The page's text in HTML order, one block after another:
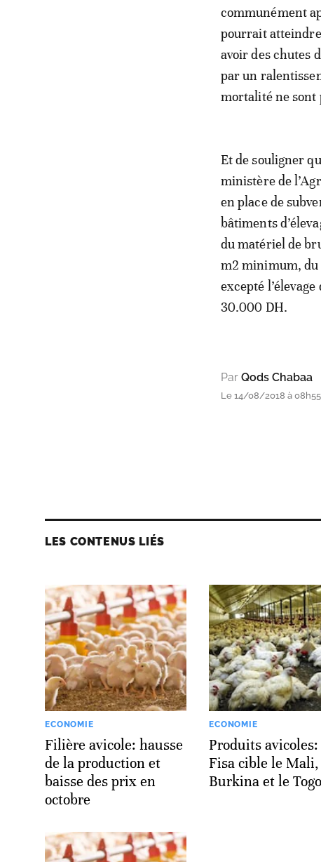
communément
pourrait
avoir des chutes
par un
mortalité ne sont
Et de souligner
ministère de
en place de
bâtiments
du matériel de
m2 minimum, du
excepté
30.000 DH.
Par Qods Chabaa
Le 14/08/2018 à 08h55
LES CONTENUS LIÉS
ECONOMIE
Filière avicole: hausse
de la production et
baisse des prix en
octobre
ECONOMIE
Produits
Fisa cible le
Burkina et le Togo